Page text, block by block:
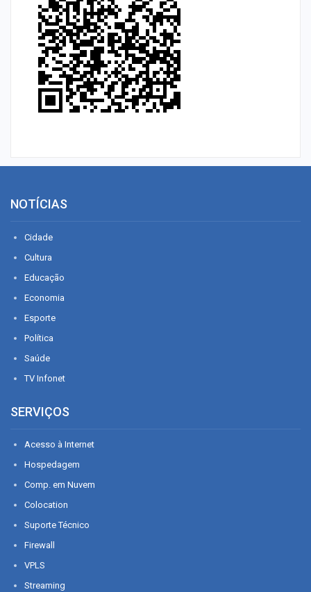
NOTÍCIAS
Cidade
Cultura
Educação
Economia
Esporte
Política
Saúde
TV Infonet
SERVIÇOS
Acesso à Internet
Hospedagem
Comp. em Nuvem
Colocation
Suporte Técnico
Firewall
VPLS
Streaming